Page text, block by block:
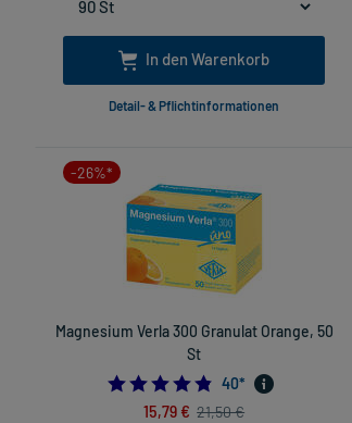
In den Warenkorb
Detail- & Pflichtinformationen
-26%*
Magnesium Verla 300 Granulat Orange, 50
St
4.825
40*
15,79 € 21,50 €